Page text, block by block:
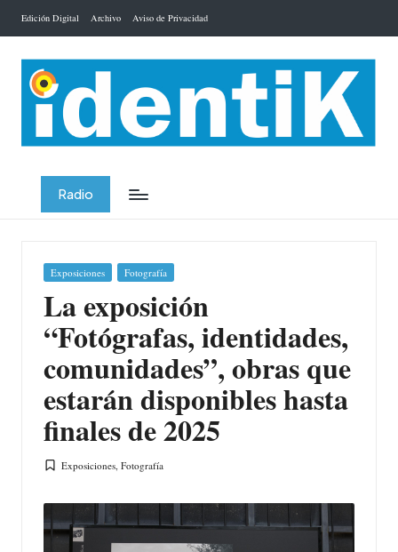
Saltar
contenido
Edición Digital Archivo Aviso de Privacidad
Radio
Publicada
Exposiciones Fotografía
La exposición
“Fotógrafas, identidades,
comunidades”, obras que
estarán disponibles hasta
finales de 2025
Publicada
Exposiciones ,Fotografía